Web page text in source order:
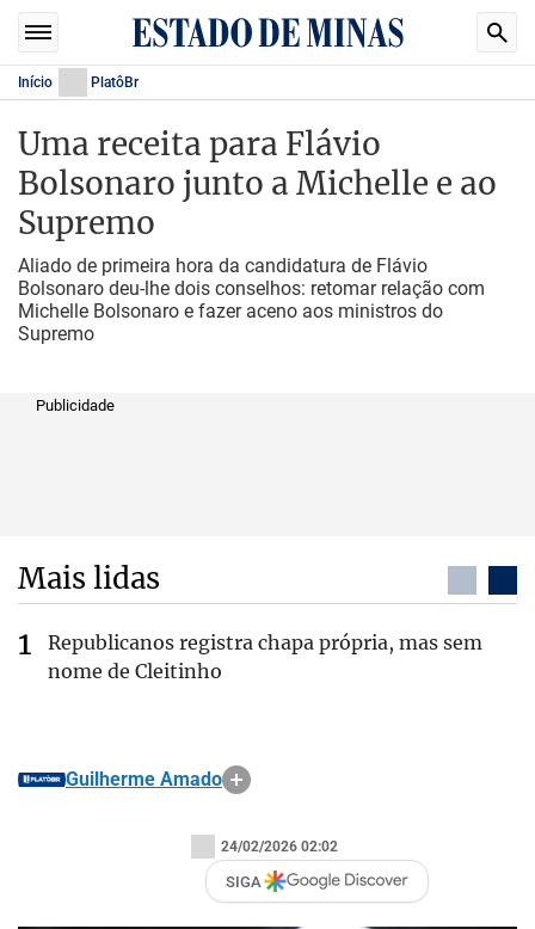
Início PlatôBr
Uma receita para Flávio
Bolsonaro junto a Michelle e ao
Supremo
Aliado de primeira hora da candidatura de Flávio
Bolsonaro deu-lhe dois conselhos: retomar relação com
Michelle Bolsonaro e fazer aceno aos ministros do
Supremo
Publicidade
Mais lidas
Republicanos registra chapa própria, mas sem
nome de Cleitinho
Guilherme Amado
24/02/2026 02:02
SIGA